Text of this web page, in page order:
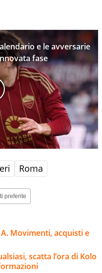
e le avversarie
fase
Roma
preferite
Movimenti, acquisti e
scatta l’ora di Kolo